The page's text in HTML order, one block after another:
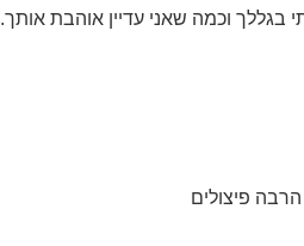
וכמה שאני עדיין אוהבת אותך.
פיצולים